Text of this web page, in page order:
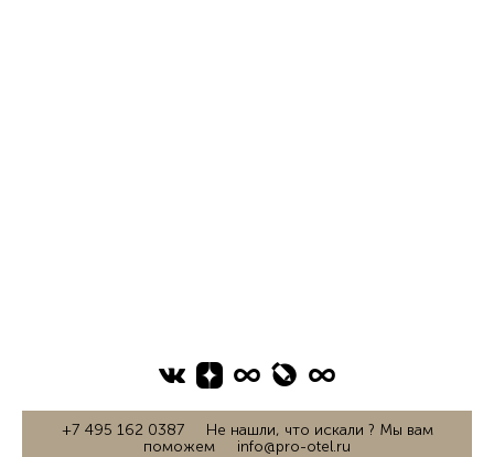
+7 495 162 0387 Не нашли, что искали ? Мы вам
поможем info@pro-otel.ru